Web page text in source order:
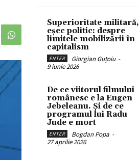
Superioritate militară,
eșec politic: despre
limitele mobilizării în
capitalism
ENTER Giorgian Guțoiu -
9 iunie 2026
De ce viitorul filmului
românesc e la Eugen
Jebeleanu. Și de ce
programul lui Radu
Jude e mort
ENTER Bogdan Popa -
27 aprilie 2026